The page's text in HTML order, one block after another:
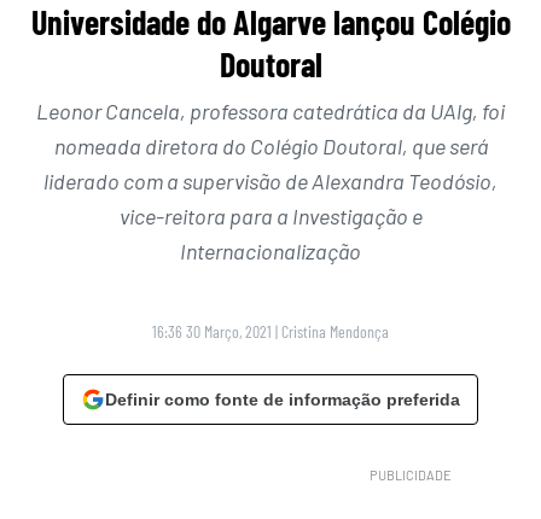
Universidade do Algarve lançou Colégio
Doutoral
Leonor Cancela, professora catedrática da UAlg, foi
nomeada diretora do Colégio Doutoral, que será
liderado com a supervisão de Alexandra Teodósio,
vice-reitora para a Investigação e
Internacionalização
16:36 30 Março, 2021 | Cristina Mendonça
Definir como fonte de informação preferida